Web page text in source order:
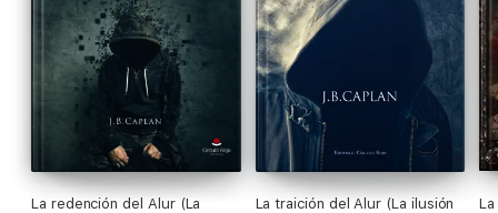
La redención del Alur (La
La traición del Alur (La ilusión